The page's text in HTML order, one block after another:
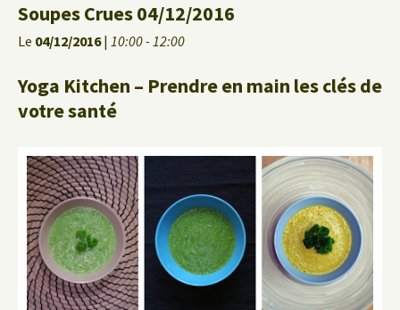
Soupes Crues 04/12/2016
Le 04/12/2016| 10:00 - 12:00
Yoga Kitchen – Prendre en main les clés de
votre santé